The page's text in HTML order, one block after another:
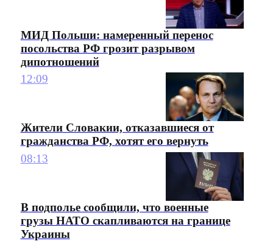
МИД Польши: намеренный перенос
посольства РФ грозит разрывом
дипотношений
12:09
Жители Словакии, отказавшиеся от
гражданства РФ, хотят его вернуть
08:13
В подполье сообщили, что военные
грузы НАТО скапливаются на границе
Украины